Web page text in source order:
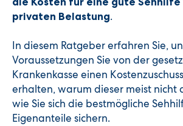
privaten Belastung.
In diesem Ratgeber erfahren Sie,
Voraussetzungen Sie von der
Krankenkasse einen
erhalten, warum dieser meist nicht
wie Sie sich die bestmögliche
Eigenanteile sichern.